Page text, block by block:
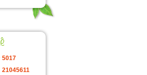
5017
21045611